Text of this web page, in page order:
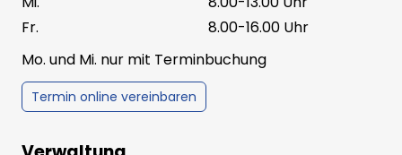
Fr.
8.00-16.00 Uhr
Mo. und Mi. nur mit Terminbuchung
Termin online vereinbaren